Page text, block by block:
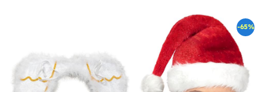
-65%